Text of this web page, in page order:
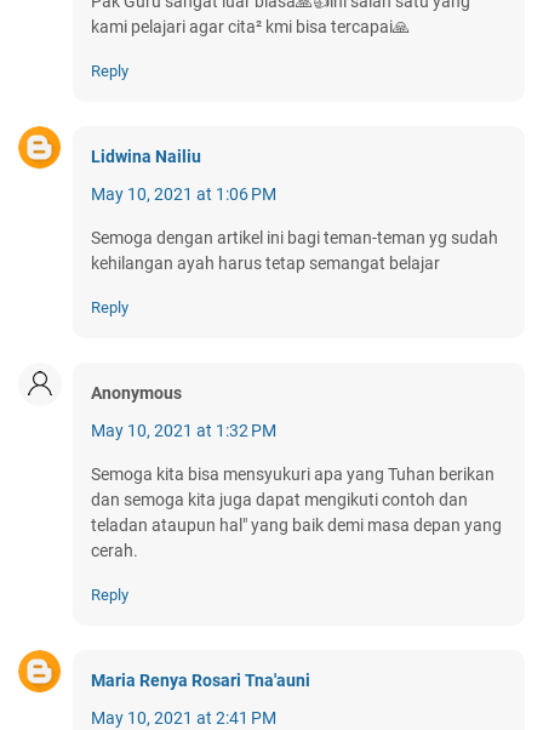
kami pelajari agar cita² kmi bisa tercapai🙏
Reply
Lidwina Nailiu
May 10, 2021 at 1:06 PM
Semoga dengan artikel ini bagi teman-teman yg sudah
kehilangan ayah harus tetap semangat belajar
Reply
Anonymous
May 10, 2021 at 1:32 PM
Semoga kita bisa mensyukuri apa yang Tuhan berikan
dan semoga kita juga dapat mengikuti contoh dan
teladan ataupun hal" yang baik demi masa depan yang
cerah.
Reply
Maria Renya Rosari Tna'auni
May 10, 2021 at 2:41 PM